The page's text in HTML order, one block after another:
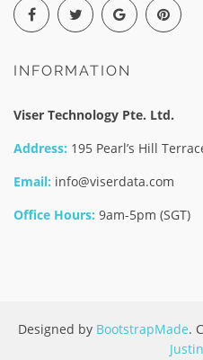
INFORMATION
Viser Technology Pte. Ltd.
Address: 195 Pearl’s Hill
Email: info@viserdata.com
Office Hours: 9am-5pm (SGT)
Designed by BootstrapMade.